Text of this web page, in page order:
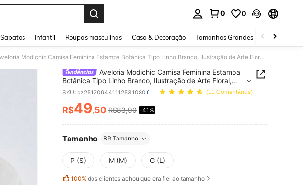
0 0
Sapatos Infantil Roupas masculinas Casa & Decoração Tamanhos Grandes Joias e
Aveloria Modichic Camisa Feminina Estampa Botânica Tipo Linho Branco, Ilustração de Arte Floral, Caimento Reto Relaxado, Design de Manga Longa com Colarinho, Versátil para Ir ao Trabalho, Férias, Uso Casual
Aveloria Modichic Camisa Feminina Estampa
Botânica Tipo Linho Branco, Ilustração de Arte Floral,
Caimento Reto Relaxado, Design de Manga Longa com
Colarinho, Versátil para Ir ao Trabalho, Férias, Uso Casual
SKU: sz251209441112531080 (11 Comentários)
PRICE AND AVAILABILITY
R$49,50 R$83,90 -41%
Tamanho BR Tamanho
P (S) M (M) G (L)
100% dos clientes achou que era fiel ao tamanho